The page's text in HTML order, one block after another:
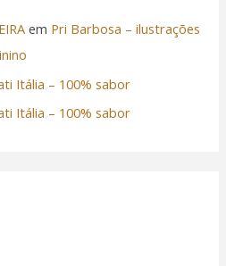
em Pri Barbosa – ilustrações
Itália – 100% sabor
Itália – 100% sabor